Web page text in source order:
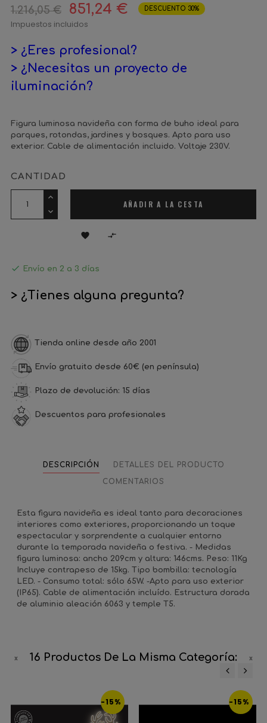
1.216,05 € 851,24 € DESCUENTO 30%
Impuestos incluidos
> ¿Eres profesional?
> ¿Necesitas un proyecto de
iluminación?
Figura luminosa navideña con forma de buho ideal para
parques, rotondas, jardines y bosques. Apto para uso
exterior. Cable de alimentación incluido. Voltaje 230V.
CANTIDAD
AÑADIR A LA CESTA
 
 Envío en 2 a 3 días
> ¿Tienes alguna pregunta?
Tienda online desde año 2001
Envío gratuito desde 60€ (en península)
Plazo de devolución: 15 días
Descuentos para profesionales
DESCRIPCIÓN
DETALLES DEL PRODUCTO
COMENTARIOS
Esta figura navideña es ideal tanto para decoraciones
interiores como exteriores, proporcionando un toque
espectacular y sorprendente a cualquier entorno
durante la temporada navideña o festiva. - Medidas
figura luminosa: ancho 209cm y altura: 146cms. Peso: 11Kg
Incluye contrapeso de 15kg. Tipo bombilla: tecnología
LED. - Consumo total: sólo 65W. -Apto para uso exterior
(IP65). Cable de alimentación incluído. Estructura dorada
de aluminio aleación 6063 y temple T5.
16 Productos De La Misma Categoría:
-15% -15%